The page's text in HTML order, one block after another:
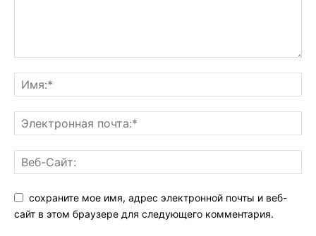
сохраните мое имя, адрес электронной почты и веб-
сайт в этом браузере для следующего комментария.